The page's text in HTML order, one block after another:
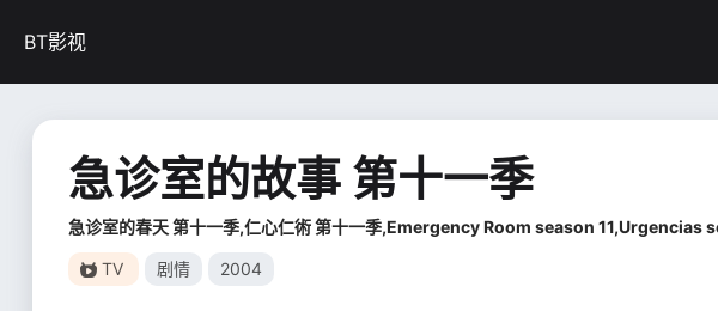
BT影视
急诊室的故事 第十一季
急诊室的春天 第十一季,仁心仁術 第十一季,Emergency Room season 11,Urgencias
TV 剧情 2004